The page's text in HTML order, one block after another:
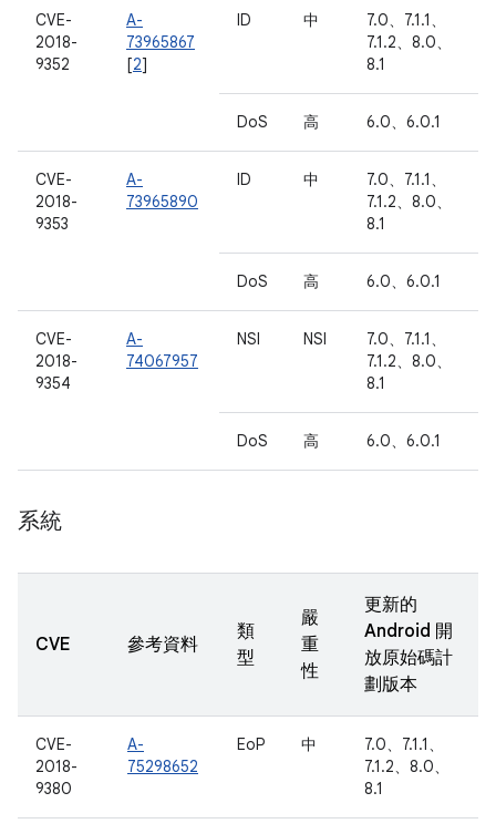
CVE-
2018-
9352
A-
73965867
[2]
ID 中
7.0、7.1.1、
7.1.2、8.0、
8.1
DoS 高 6.0、6.0.1
CVE-
2018-
9353
A-
73965890
ID 中
7.0、7.1.1、
7.1.2、8.0、
8.1
DoS 高 6.0、6.0.1
CVE-
2018-
9354
A-
74067957
NSI NSI
7.0、7.1.1、
7.1.2、8.0、
8.1
DoS 高 6.0、6.0.1
系統
CVE 參考資料
類
型
嚴
重
性
更新的
Android 開
放原始碼計
劃版本
CVE-
2018-
9380
A-
75298652
EoP 中
7.0、7.1.1、
7.1.2、8.0、
8.1